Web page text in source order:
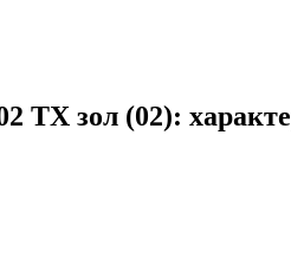
зол (02):